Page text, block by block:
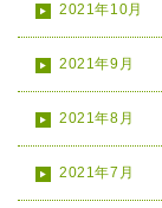
2021年10月
2021年9月
2021年8月
2021年7月